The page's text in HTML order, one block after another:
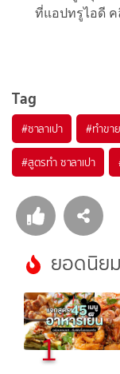
ที่แอปทรูไอดี ค
Tag
#ซาลาเปา #ทำขา
#สูตรทำ ซาลาเปา
ยอดนิย
1